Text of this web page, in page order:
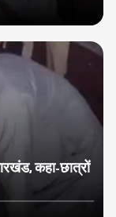
कहा-छात्रों